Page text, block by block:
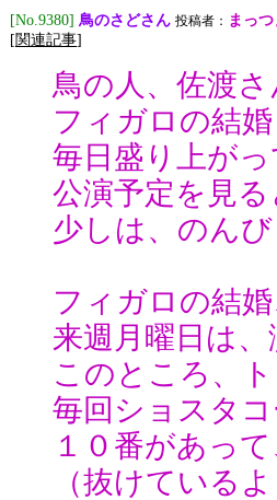
[No.9380] 鳥のさどさん 投稿者： まっ
[関連記事]
鳥の人、佐渡さ
フィガロの結
毎日盛り上が
公演予定を見
少しは、のん
フィガロの結
来週月曜日は
このところ、ト
毎回ショスタ
１０番があっ
（抜けている